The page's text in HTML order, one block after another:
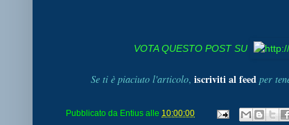
VOTA QUESTO POST SU
Se ti è piaciuto l'articolo, iscriviti al feed per
Pubblicato da Entius alle 10:00:00